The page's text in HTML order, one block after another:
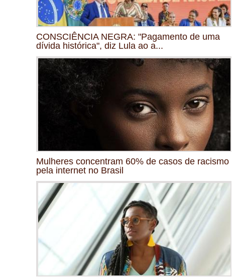
CONSCIÊNCIA NEGRA: "Pagamento de uma
dívida histórica", diz Lula ao a...
Mulheres concentram 60% de casos de racismo
pela internet no Brasil